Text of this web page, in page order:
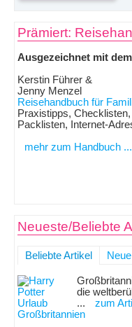
Prämiert:
Ausgezeichnet mit
Kerstin Führer &
Jenny Menzel
Reisehandbuch für
Praxistipps,
Packlisten, Internet-
mehr zum Handbuch ...
Neueste/Beliebte
Beliebte Artikel
die
...
zum